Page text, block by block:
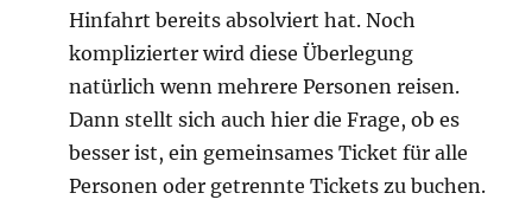
Hinfahrt bereits absolviert hat. Noch
komplizierter wird diese Überlegung
natürlich wenn mehrere Personen reisen.
Dann stellt sich auch hier die Frage, ob es
besser ist, ein gemeinsames Ticket für alle
Personen oder getrennte Tickets zu buchen.